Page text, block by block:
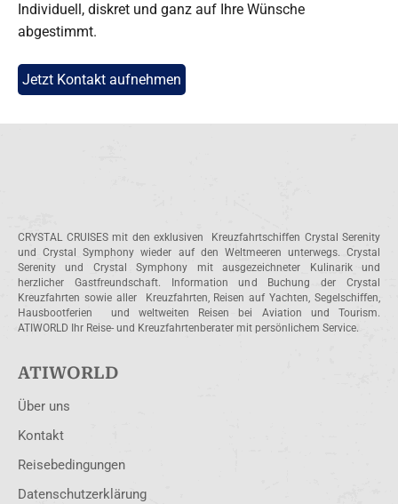
Individuell, diskret und ganz auf Ihre Wünsche
abgestimmt.
Jetzt Kontakt aufnehmen
CRYSTAL CRUISES mit den exklusiven Kreuzfahrtschiffen Crystal Serenity
und Crystal Symphony wieder auf den Weltmeeren unterwegs. Crystal
Serenity und Crystal Symphony mit ausgezeichneter Kulinarik und
herzlicher Gastfreundschaft. Information und Buchung der Crystal
Kreuzfahrten sowie aller Kreuzfahrten, Reisen auf Yachten, Segelschiffen,
Hausbootferien und weltweiten Reisen bei Aviation und Tourism.
ATIWORLD Ihr Reise- und Kreuzfahrtenberater mit persönlichem Service.
ATIWORLD
Über uns
Kontakt
Reisebedingungen
Datenschutzerklärung